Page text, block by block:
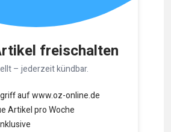
freischalten
– jederzeit kündbar.
auf www.oz-online.de
Artikel pro Woche